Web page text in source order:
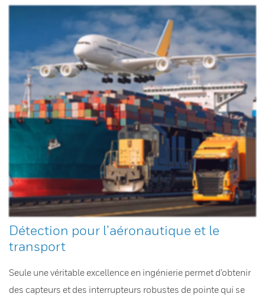
Détection pour l’aéronautique et le
transport
Seule une véritable excellence en ingénierie permet d’obtenir
des capteurs et des interrupteurs robustes de pointe qui se